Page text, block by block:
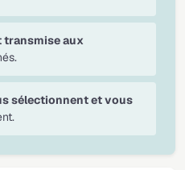
transmise aux
sélectionnent et vous